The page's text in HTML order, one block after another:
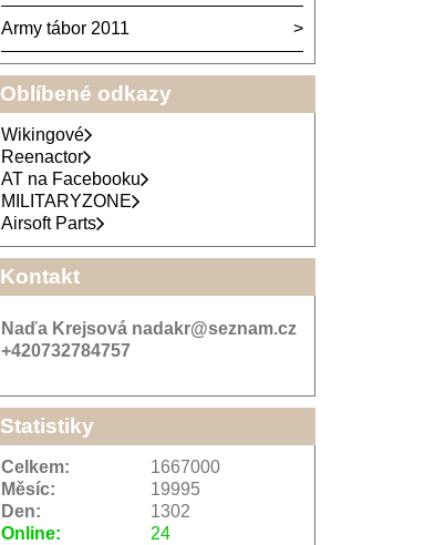
Army tábor 2011
Oblíbené odkazy
Wikingové
Reenactor
AT na Facebooku
MILITARYZONE
Airsoft Parts
Kontakt
Naďa Krejsová nadakr@seznam.cz
+420732784757
Statistiky
Online: 24
Celkem:
1667000
Měsíc:
19995
Den:
1302